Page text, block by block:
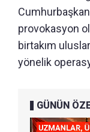
provokasyon
birtakım
yönelik
GÜNÜN